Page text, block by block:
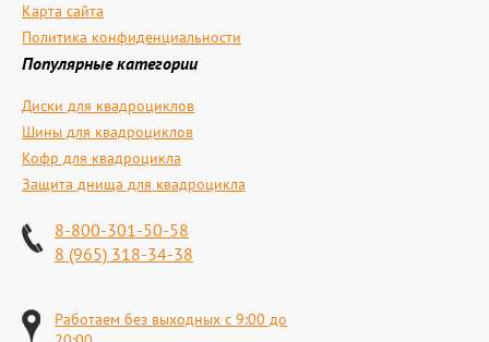
Карта сайта
Политика конфиденциальности
Популярные категории
Диски для квадроциклов
Шины для квадроциклов
Кофр для квадроцикла
Защита днища для квадроцикла
8-800-301-50-58
8 (965) 318-34-38
Работаем без выходных с 9:00 до